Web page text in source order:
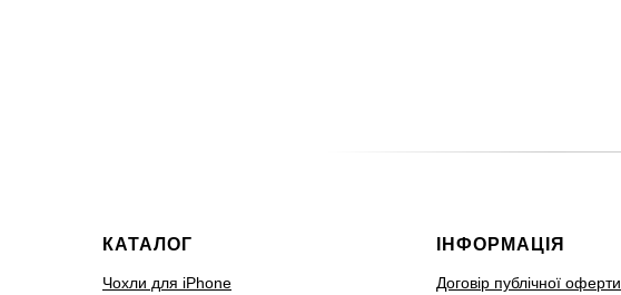
КАТАЛОГ
Чохли для iPhone
ІНФОРМАЦІЯ
Договір публічної оферти